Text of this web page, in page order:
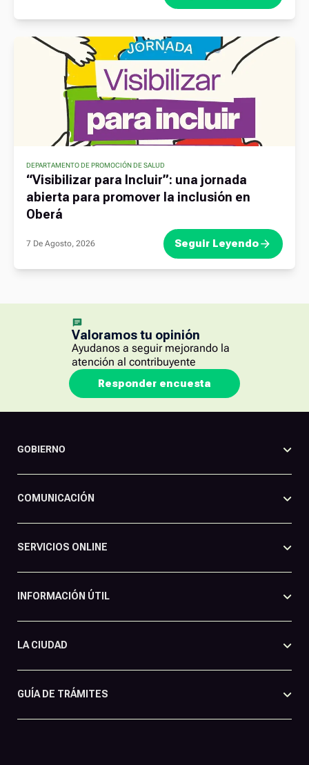
DEPARTAMENTO DE PROMOCIÓN DE SALUD
“Visibilizar para Incluir”: una jornada
abierta para promover la inclusión en
Oberá
7 De Agosto, 2026 Seguir Leyendo
Valoramos tu opinión
Ayudanos a seguir mejorando la
atención al contribuyente
Responder encuesta
GOBIERNO
COMUNICACIÓN
SERVICIOS ONLINE
INFORMACIÓN ÚTIL
LA CIUDAD
GUÍA DE TRÁMITES